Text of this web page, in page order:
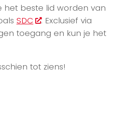
het beste lid worden van
SDC
. Exclusief via
toegang en kun je het
tot ziens!